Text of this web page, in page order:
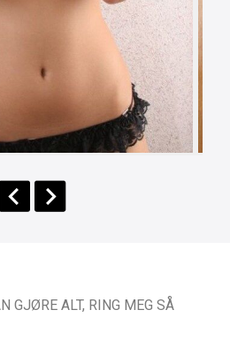
GJØRE ALT, RING MEG SÅ